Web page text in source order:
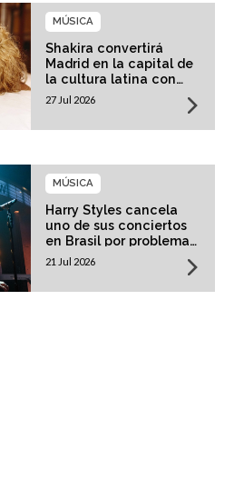
Shakira convertirá
Madrid en la capital de
la cultura latina con
una residencia histórica
MÚSICA
27 Jul 2026
Harry Styles cancela
uno de sus conciertos
en Brasil por problemas
de salud
MÚSICA
21 Jul 2026